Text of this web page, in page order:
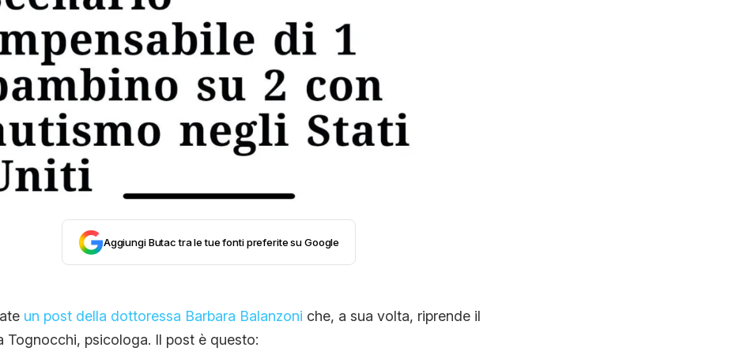
TRUFFE E SOCIAL NETWORK
CLIMA ED ENERGIA
CONTATTI
CHI SIAMO
Aggiungi Butac tra le tue fonti preferite su Google
un post della dottoressa Barbara Balanzoni che, a sua volta, riprende il
Tognocchi, psicologa. Il post è questo: